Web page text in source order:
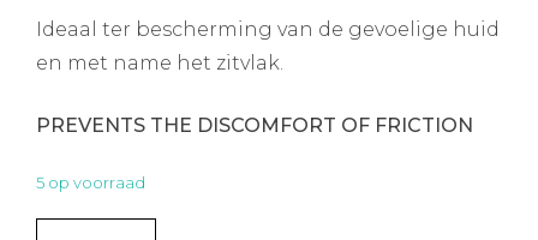
Ideaal ter bescherming van de gevoelige huid
en met name het zitvlak.
PREVENTS THE DISCOMFORT OF FRICTION
5 op voorraad